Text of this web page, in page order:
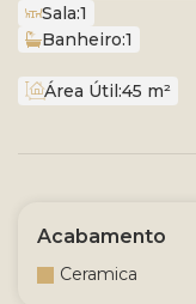
Sala:1
Banheiro:1
Área Útil:45 m²
Acabamento
Ceramica